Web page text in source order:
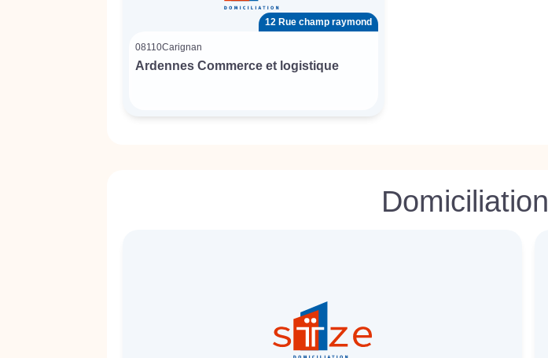
12 Rue champ raymond
08110Carignan
Ardennes Commerce et logistique
Domiciliation